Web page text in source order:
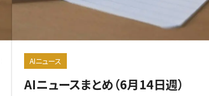
AIニュース
AIニュースまとめ（6月14日週）